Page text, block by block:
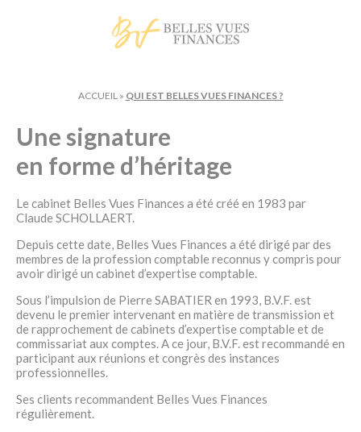
ACCUEIL» QUI EST BELLES VUES FINANCES ?
Une signature
en forme d’héritage
Le cabinet Belles Vues Finances a été créé en 1983 par
Claude SCHOLLAERT.
Depuis cette date, Belles Vues Finances a été dirigé par des
membres de la profession comptable reconnus y compris pour
avoir dirigé un cabinet d’expertise comptable.
Sous l’impulsion de Pierre SABATIER en 1993, B.V.F. est
devenu le premier intervenant en matière de transmission et
de rapprochement de cabinets d’expertise comptable et de
commissariat aux comptes. A ce jour, B.V.F. est recommandé en
participant aux réunions et congrès des instances
professionnelles.
Ses clients recommandent Belles Vues Finances
régulièrement.